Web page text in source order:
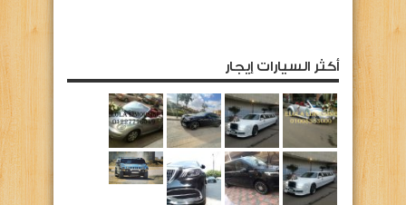
أكثر السيارات إيجار